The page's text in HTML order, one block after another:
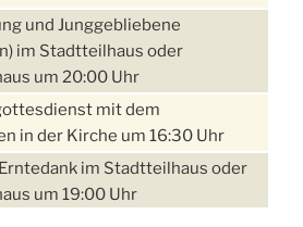
und Junggebliebene
im Stadtteilhaus oder
um 20:00 Uhr
mit dem
in der Kirche um 16:30 Uhr
im Stadtteilhaus oder
um 19:00 Uhr